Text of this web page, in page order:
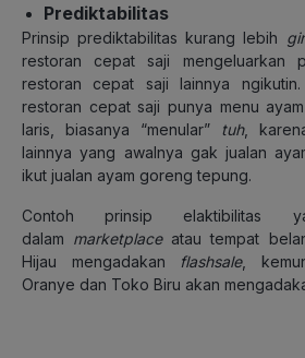
Prediktabilitas
Prinsip prediktabilitas kurang lebih
restoran cepat saji mengeluarkan
restoran cepat saji lainnya
restoran cepat saji punya menu
laris, biasanya “menular” tuh,
lainnya yang awalnya gak jualan
ikut jualan ayam goreng tepung.
Contoh prinsip elaktibilitas
dalam marketplace atau tempat
Hijau mengadakan
flashsale,
Oranye dan Toko Biru akan